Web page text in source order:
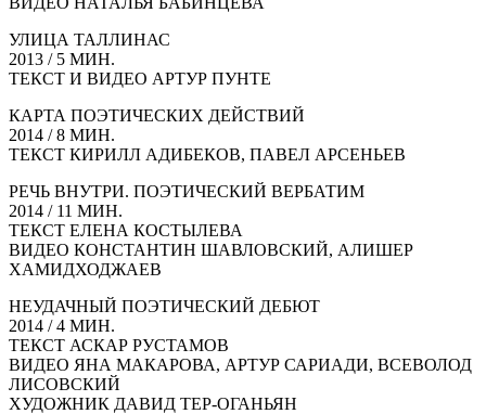
УЛИЦА ТАЛЛИНАС
2013 / 5 МИН.
ТЕКСТ И ВИДЕО АРТУР ПУНТЕ
КАРТА ПОЭТИЧЕСКИХ ДЕЙСТВИЙ
2014 / 8 МИН.
ТЕКСТ КИРИЛЛ АДИБЕКОВ, ПАВЕЛ АРСЕНЬЕВ
РЕЧЬ ВНУТРИ. ПОЭТИЧЕСКИЙ ВЕРБАТИМ
2014 / 11 МИН.
ТЕКСТ ЕЛЕНА КОСТЫЛЕВА
ВИДЕО КОНСТАНТИН ШАВЛОВСКИЙ, АЛИШЕР
ХАМИДХОДЖАЕВ
НЕУДАЧНЫЙ ПОЭТИЧЕСКИЙ ДЕБЮТ
2014 / 4 МИН.
ТЕКСТ АСКАР РУСТАМОВ
ВИДЕО ЯНА МАКАРОВА, АРТУР САРИАДИ, ВСЕВОЛОД
ЛИСОВСКИЙ
ХУДОЖНИК ДАВИД ТЕР-ОГАНЬЯН